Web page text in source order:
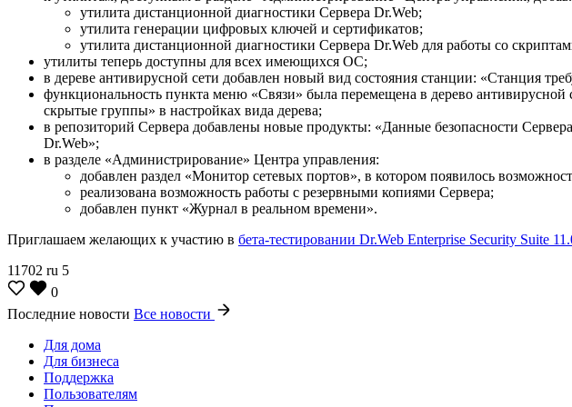
утилита дистанционной диагностики Сервера Dr.Web;
утилита генерации цифровых ключей и сертификатов;
утилита дистанционной диагностики Сервера Dr.Web для работы со
утилиты теперь доступны для всех имеющихся ОС;
в дереве антивирусной сети добавлен новый вид состояния станции: «Станция
функциональность пункта меню «Связи» была перемещена в дерево
скрытые группы» в настройках вида дерева;
в репозиторий Сервера добавлены новые продукты: «Данные безопасности
Dr.Web»;
в разделе «Администрирование» Центра управления:
добавлен раздел «Монитор сетевых портов», в котором появилось
реализована возможность работы с резервными копиями Сервера;
добавлен пункт «Журнал в реальном времени».
Приглашаем желающих к участию в бета-тестировании Dr.Web Enterprise Security Suite
11702 ru 5
0
Последние новости Все новости
Для дома
Для бизнеса
Поддержка
Пользователям